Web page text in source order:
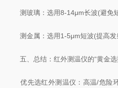
测玻璃：选用8-14μm长波(避免短
测金属：选用1-5μm短波(提高发
五、总结：红外测温仪的“黄金选
优先选红外测温仪：高温/危险